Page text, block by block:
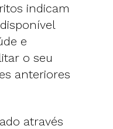
indicam
e
o seu
anteriores
através